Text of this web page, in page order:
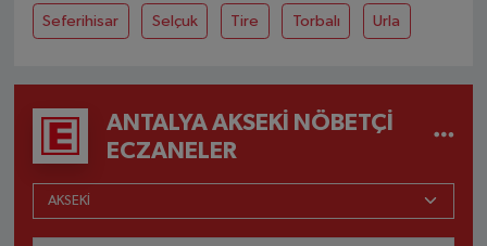
Seferihisar Selçuk Tire Torbalı Urla
ANTALYA AKSEKI NÖBETÇI
ECZANELER